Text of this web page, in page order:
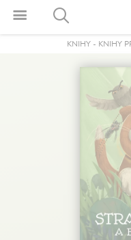
KNIHY - KNIHY